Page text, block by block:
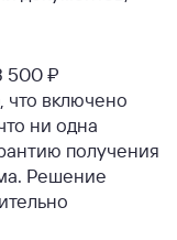
500 ₽
что включено
ни одна
получения
Решение